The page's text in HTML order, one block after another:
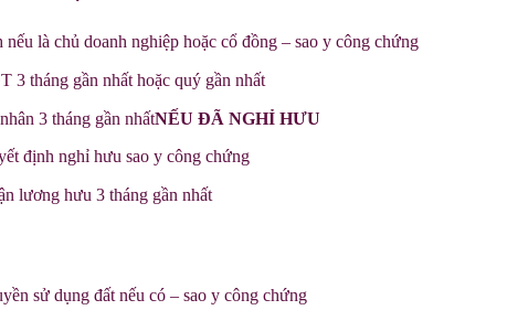
là chủ doanh nghiệp hoặc cổ đồng – sao y công chứng
3 tháng gần nhất hoặc quý gần nhất
3 tháng gần nhấtNẾU ĐÃ NGHỈ HƯU
định nghỉ hưu sao y công chứng
lương hưu 3 tháng gần nhất
sử dụng đất nếu có – sao y công chứng